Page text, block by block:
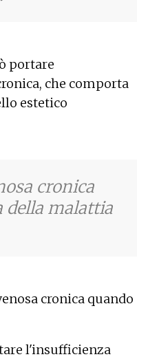
portare
che comporta
estetico
cronica
della malattia
cronica quando
l'insufficienza